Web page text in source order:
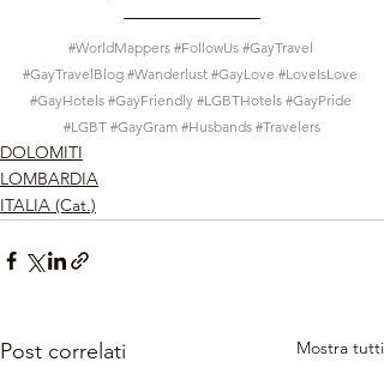
#WorldMappers #FollowUs #GayTravel
#GayTravelBlog #Wanderlust #GayLove #LoveIsLove
#GayHotels #GayFriendly #LGBTHotels #GayPride
#LGBT #GayGram #Husbands #Travelers
DOLOMITI
LOMBARDIA
ITALIA (Cat.)
Post correlati Mostra tutti